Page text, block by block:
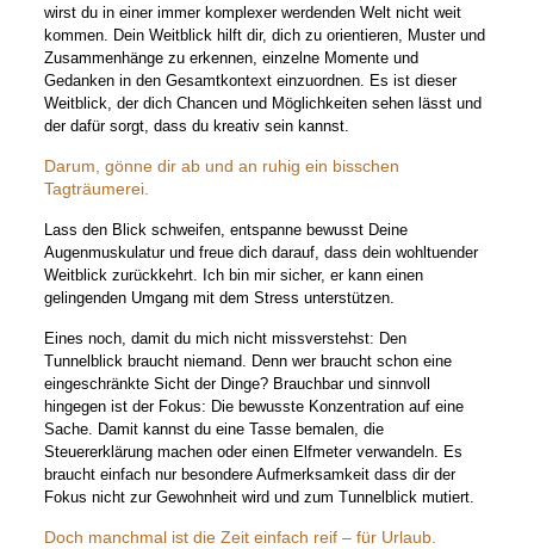
wirst du in einer immer komplexer werdenden Welt nicht weit
kommen. Dein Weitblick hilft dir, dich zu orientieren, Muster und
Zusammenhänge zu erkennen, einzelne Momente und
Gedanken in den Gesamtkontext einzuordnen. Es ist dieser
Weitblick, der dich Chancen und Möglichkeiten sehen lässt und
der dafür sorgt, dass du kreativ sein kannst.
Darum, gönne dir ab und an ruhig ein bisschen
Tagträumerei.
Lass den Blick schweifen, entspanne bewusst Deine
Augenmuskulatur und freue dich darauf, dass dein wohltuender
Weitblick zurückkehrt. Ich bin mir sicher, er kann einen
gelingenden Umgang mit dem Stress unterstützen.
Eines noch, damit du mich nicht missverstehst: Den
Tunnelblick braucht niemand. Denn wer braucht schon eine
eingeschränkte Sicht der Dinge? Brauchbar und sinnvoll
hingegen ist der Fokus: Die bewusste Konzentration auf eine
Sache. Damit kannst du eine Tasse bemalen, die
Steuererklärung machen oder einen Elfmeter verwandeln. Es
braucht einfach nur besondere Aufmerksamkeit dass dir der
Fokus nicht zur Gewohnheit wird und zum Tunnelblick mutiert.
Doch manchmal ist die Zeit einfach reif – für Urlaub.